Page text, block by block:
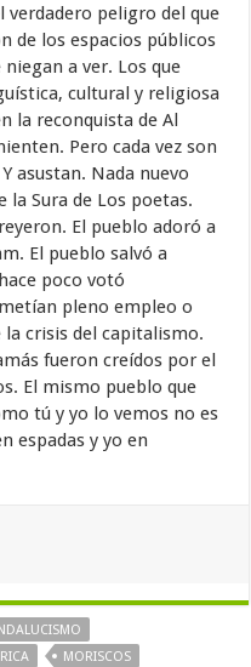
verdadero peligro del que
de los espacios públicos
a ver. Los que
cultural y religiosa
la reconquista de Al
Pero cada vez son
asustan. Nada nuevo
la Sura de Los poetas.
El pueblo adoró a
El pueblo salvó a
poco votó
pleno empleo o
crisis del capitalismo.
fueron creídos por el
El mismo pueblo que
tú y yo lo vemos no es
espadas y yo en
MORISCOS